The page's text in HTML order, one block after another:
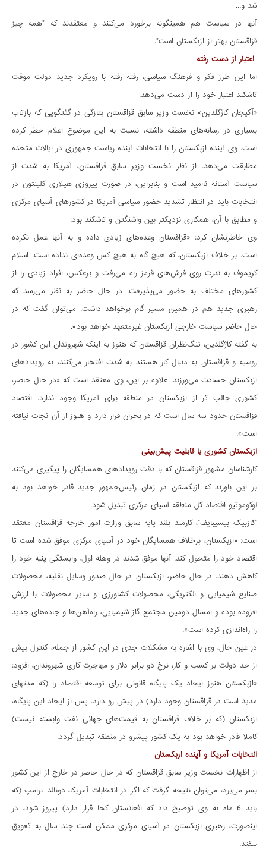
شد و...
آنها در سیاست هم همینگونه برخورد می‌کنند و معتقدند که "همه چیز
قزاقستان بهتر از ازبکستان است".
اعتبار از دست رفته
اما این طرز فکر و فرهنگ سیاسی، رفته رفته با رویکرد جدید دولت موقت
تاشکند اعتبار خود را از دست می‌دهد.
«آکیجان کاژگلدین» نخست وزیر سابق قزاقستان بتازگی در گفتگویی که بازتاب
بسیاری در رسانه‌های منطقه داشته، نسبت به این موضوع اعلام خطر کرده
است. وی آینده ازبکستان را با انتخابات آینده ریاست جمهوری در ایالات متحده
مطابقت می‌دهد. از نظر نخست وزیر سابق قزاقستان، آمریکا به شدت از
سیاست آستانه ناامید است و بنابراین، در صورت پیروزی هیلاری کلینتون در
انتخابات باید در انتظار تشدید حضور سیاسی آمریکا در کشورهای آسیای مرکزی
و مطابق با آن، همکاری نزدیکتر بین واشنگتن و تاشکند بود.
وی خاطرنشان کرد: «قزاقستان وعده‌های زیادی داده و به آنها عمل نکرده
است. بر خلاف ازبکستان، که هیچ گاه به هیچ کس وعده‌ای نداده است. اسلام
کریموف به ندرت روی فرش‌های قرمز راه می‌رفت و برعکس، افراد زیادی را از
کشورهای مختلف به حضور می‌پذیرفت. در حال حاضر به نظر می‌‌رسد که
رهبری جدید هم در همین مسیر گام برخواهد داشت. می‌توان گفت که در
حال حاضر سیاست خارجی ازبکستان غیرمتعهد خواهد بود».
به گفته کاژگلدین، تنگ‌نظران قزاقستان که هنوز به اینکه شهروندان این کشور در
روسیه و قزاقستان به دنبال کار هستند به شدت افتخار می‌کنند، به رویدادهای
ازبکستان حسادت می‌ورزند. علاوه بر این، وی معتقد است که «در حال حاضر،
کشوری جالب تر از ازبکستان در منطقه برای آمریکا وجود ندارد. اقتصاد
قزاقستان حدود سه سال است که در بحران قرار دارد و هنوز از آن نجات نیافته
است».
ازبکستان کشوری با قابلیت پیش‌بینی
کارشناسان مشهور قزاقستان که با دقت رویدادهای همسایگان را پیگیری می‌کنند
بر این باورند که ازبکستان در زمان رئیس‌جمهور جدید قادر خواهد بود به
لوکوموتیو اقتصاد کل منطقه آسیای مرکزی تبدیل شود.
"کازبیک بیسیبایف"، کارمند بلند پایه سابق وزارت امور خارجه قزاقستان معتقد
است: «ازبکستان، برخلاف همسایگان خود در آسیای مرکزی موفق شده است تا
اقتصاد خود را متحول کند. آنها موفق شدند در وهله اول، وابستگی پنبه خود را
کاهش دهند. در حال حاضر، ازبکستان در حال صدور وسایل نقلیه، محصولات
صنایع شیمیایی و الکتریکی، محصولات کشاورزی و سایر محصولات با ارزش
افزوده بوده و امسال دومین مجتمع گاز شیمیایی، راه‌آهن‌ها و جاده‌های جدید
را راه‌اندازی کرده است».
در عین حال، وی با اشاره به مشکلات جدی در این کشور از جمله، کنترل بیش
از حد دولت بر کسب و کار، نرخ دو برابر دلار و مهاجرت کاری شهروندان، افزود:
«ازبکستان هنوز ایجاد یک پایگاه قانونی برای توسعه اقتصاد را (که مدتهای
مدید است در قزاقستان وجود دارد) در پیش رو دارد. پس از ایجاد این پایگاه،
ازبکستان (که بر خلاف قزاقستان به قیمت‌های جهانی نفت وابسته نیست)
کاملا قادر خواهد بود به یک کشور پیشرو در منطقه تبدیل گردد.
انتخابات آمریکا و آینده ازبکستان
از اظهارات نخست وزیر سابق قزاقستان که در حال حاضر در خارج از این کشور
بسر می‌برد، می‌توان نتیجه گرفت که اگر در انتخابات آمریکا، دونالد ترامپ (که
باید 6 ماه به وی توضیح داد که افغانستان کجا قرار دارد) پیروز شود، در
اینصورت، رهبری ازبکستان در آسیای مرکزی ممکن است چند سال به تعویق
بیفتد.